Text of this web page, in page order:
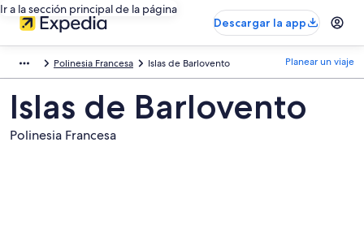
Ir a la sección principal de la página
Descargar la app
Polinesia Francesa Islas de Barlovento Planear un viaje
Islas de Barlovento
Polinesia Francesa